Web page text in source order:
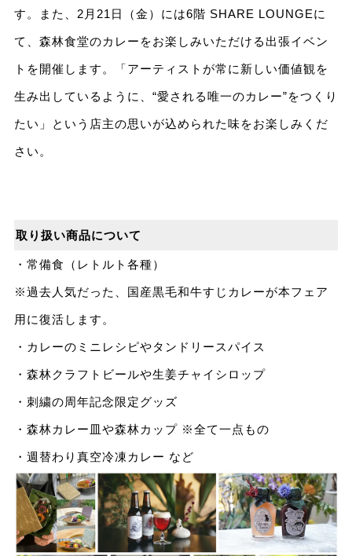
す。また、2月21日（金）には6階 SHARE LOUNGEに
て、森林食堂のカレーをお楽しみいただける出張イベン
トを開催します。「アーティストが常に新しい価値観を
生み出しているように、“愛される唯一のカレー”をつくり
たい」という店主の思いが込められた味をお楽しみくだ
さい。
取り扱い商品について
・常備食（レトルト各種）
※過去人気だった、国産黒毛和牛すじカレーが本フェア
用に復活します。
・カレーのミニレシピやタンドリースパイス
・森林クラフトビールや生姜チャイシロップ
・刺繍の周年記念限定グッズ
・森林カレー皿や森林カップ ※全て一点もの
・週替わり真空冷凍カレー など